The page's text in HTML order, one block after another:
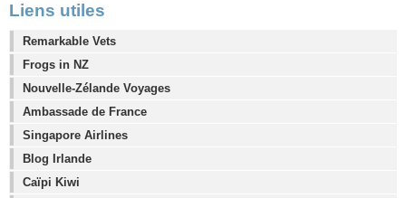
Liens utiles
Remarkable Vets
Frogs in NZ
Nouvelle-Zélande Voyages
Ambassade de France
Singapore Airlines
Blog Irlande
Caïpi Kiwi